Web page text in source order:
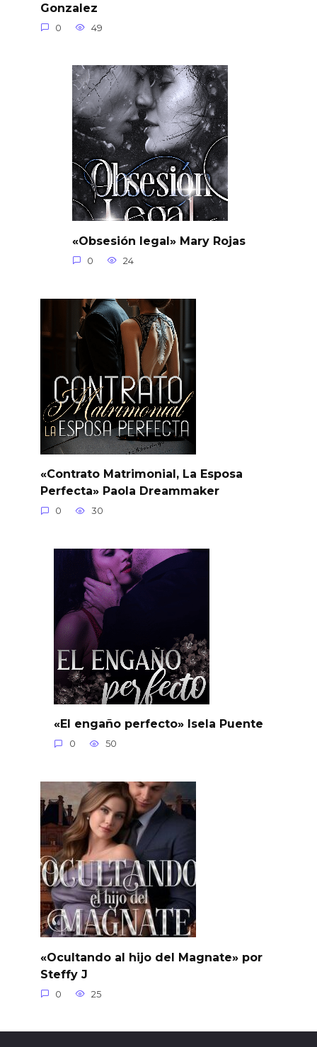
Gonzalez
0 49
«Obsesión legal» Mary Rojas
0 24
«Contrato Matrimonial, La Esposa
Perfecta» Paola Dreammaker
0 30
«El engaño perfecto» Isela Puente
0 50
«Ocultando al hijo del Magnate» por
Steffy J
0 25